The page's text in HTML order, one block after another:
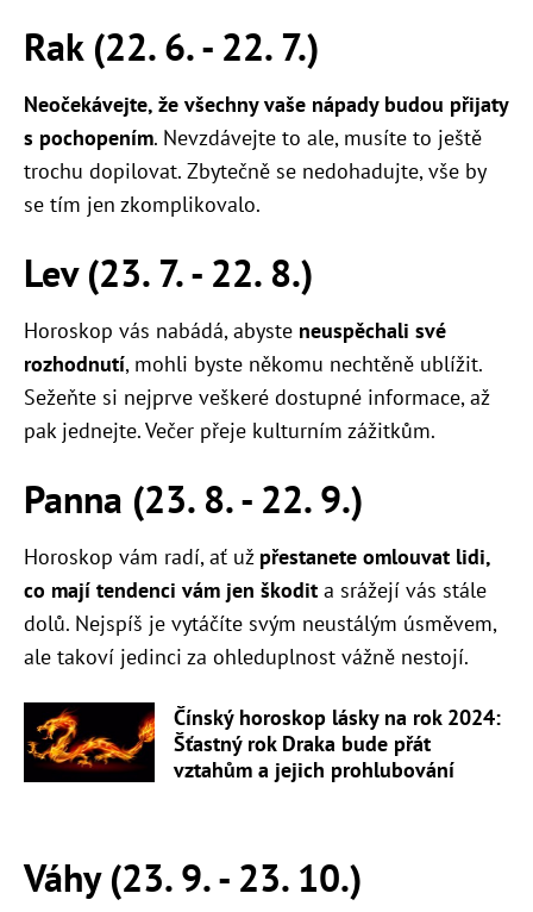
Rak (22. 6. - 22. 7.)
Neočekávejte, že všechny vaše nápady budou přijaty
s pochopením. Nevzdávejte to ale, musíte to ještě
trochu dopilovat. Zbytečně se nedohadujte, vše by
se tím jen zkomplikovalo.
Lev (23. 7. - 22. 8.)
Horoskop vás nabádá, abyste neuspěchali své
rozhodnutí, mohli byste někomu nechtěně ublížit.
Sežeňte si nejprve veškeré dostupné informace, až
pak jednejte. Večer přeje kulturním zážitkům.
Panna (23. 8. - 22. 9.)
Horoskop vám radí, ať už přestanete omlouvat lidi,
co mají tendenci vám jen škodit a srážejí vás stále
dolů. Nejspíš je vytáčíte svým neustálým úsměvem,
ale takoví jedinci za ohleduplnost vážně nestojí.
Čínský horoskop lásky na rok 2024:
Šťastný rok Draka bude přát
vztahům a jejich prohlubování
Váhy (23. 9. - 23. 10.)